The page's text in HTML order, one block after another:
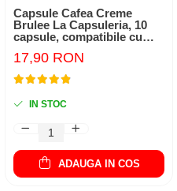
Capsule Cafea Creme
Brulee La Capsuleria, 10
capsule, compatibile cu
17,90 RON
IN STOC
ADAUGA IN COS